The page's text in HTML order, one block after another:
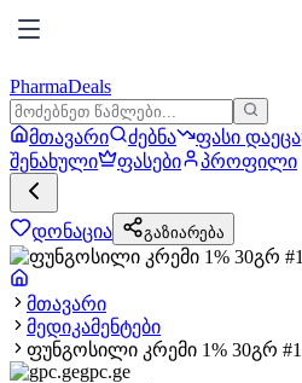
PharmaDeals
მთავარი ძებნა ფასი დაეცა
შენახული
ფასები პროფილი
დონაცია გაზიარება
მთავარი
მედიკამენტები
ფუნგოსილი კრემი 1% 30გრ #1
gpc.ge